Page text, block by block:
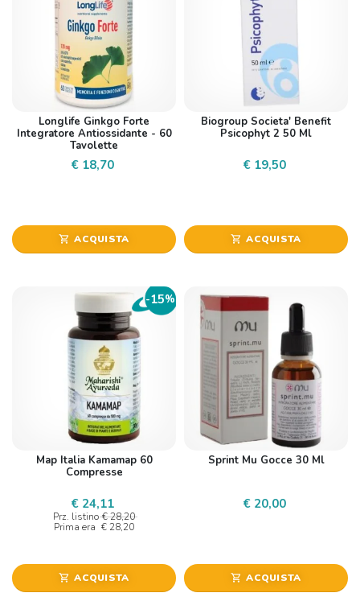
Longlife Ginkgo Forte
Integratore Antiossidante - 60
Tavolette
€ 18,70
shopping_cart ACQUISTA
Biogroup Societa' Benefit
Psicophyt 2 50 Ml
€ 19,50
shopping_cart ACQUISTA
-15%
Map Italia Kamamap 60
Compresse
€ 24,11
Prz. listino € 28,20
Prima era € 28,20
shopping_cart ACQUISTA
Sprint Mu Gocce 30 Ml
€ 20,00
shopping_cart ACQUISTA